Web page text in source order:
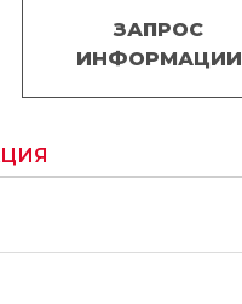
ЗАПРОС
ИНФОРМАЦИИ